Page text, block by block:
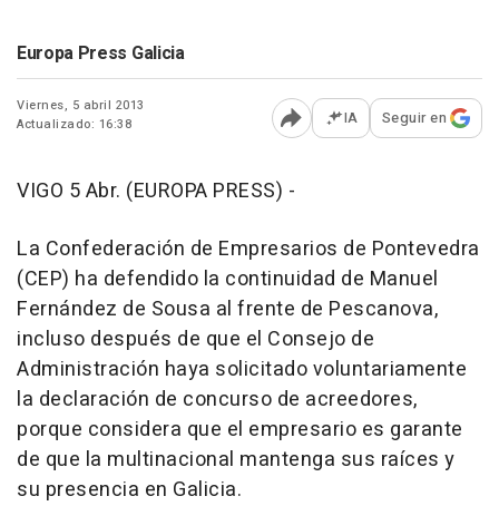
Europa Press Galicia
Viernes, 5 abril 2013
Actualizado: 16:38
Abrir opciones para
IA Seguir en
VIGO 5 Abr. (EUROPA PRESS) -
La Confederación de Empresarios de Pontevedra
(CEP) ha defendido la continuidad de Manuel
Fernández de Sousa al frente de Pescanova,
incluso después de que el Consejo de
Administración haya solicitado voluntariamente
la declaración de concurso de acreedores,
porque considera que el empresario es garante
de que la multinacional mantenga sus raíces y
su presencia en Galicia.